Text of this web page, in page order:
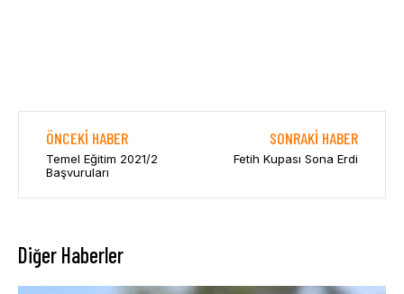
ÖNCEKI HABER
Temel Eğitim 2021/2
Başvuruları
SONRAKI HABER
Fetih Kupası Sona Erdi
Diğer Haberler